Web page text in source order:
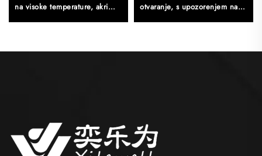
na visoke temperature, akri
otvaranje, s upozorenjem na